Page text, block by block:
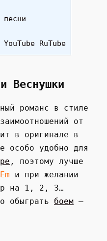
RuTube
Веснушки
романс в стиле
от
в оригинале в
особо удобно для
, поэтому лучше
Em и при желании
на 1, 2, 3…
обыграть боем —